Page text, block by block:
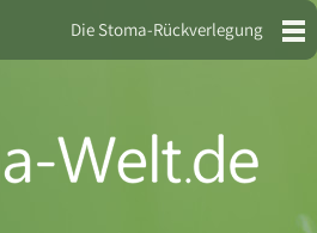
Die Stoma-Rückverlegung